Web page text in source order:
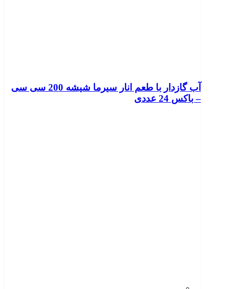
آب گازدار با طعم انار سیرما شیشه 200 سی سی
– باکس 24 عددی